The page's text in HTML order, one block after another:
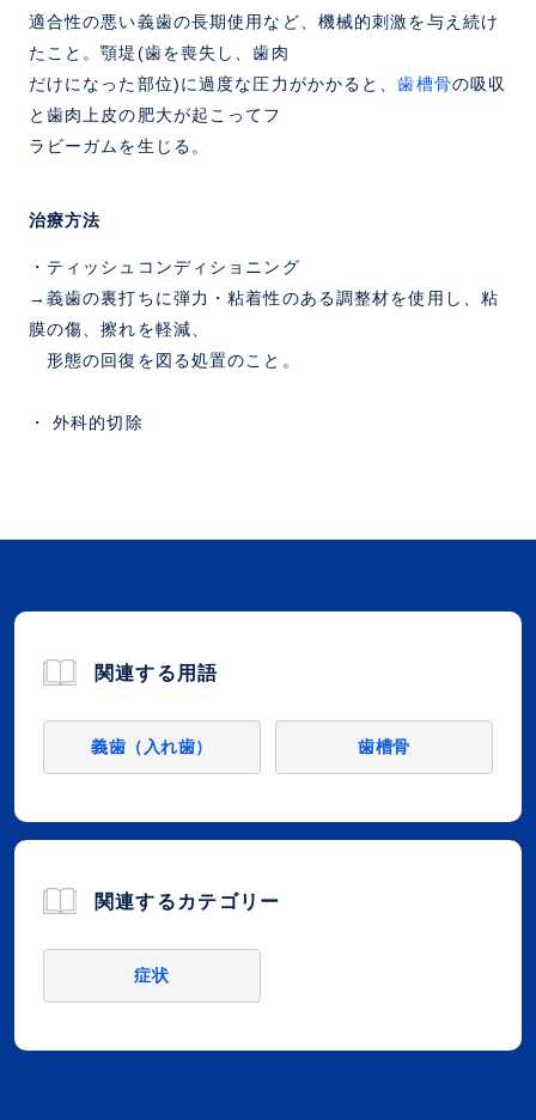
適合性の悪い義歯の長期使用など、機械的刺激を与え続け
たこと。顎堤(歯を喪失し、歯肉
だけになった部位)に過度な圧力がかかると、歯槽骨の吸収
と歯肉上皮の肥大が起こってフ
ラビーガムを生じる。
治療方法
・ティッシュコンディショニング
→義歯の裏打ちに弾力・粘着性のある調整材を使用し、粘
膜の傷、擦れを軽減、
形態の回復を図る処置のこと。
・ 外科的切除
関連する用語
義歯（入れ歯） 歯槽骨
関連するカテゴリー
症状